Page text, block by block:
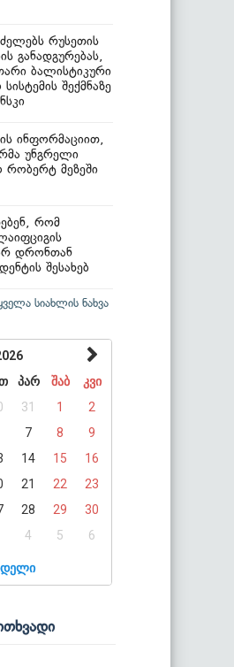
რუსეთის
განადგურებას,
ბალისტიკური
შექმნაზე
ინფორმაციით,
უნგრელი
მეზეში
რომ
დრონთან
შესახებ
სიახლის ნახვა
პარ შაბ
კვი
31 1
2
7 8
9
14 15
16
21 22
23
28 29
30
4 5 6